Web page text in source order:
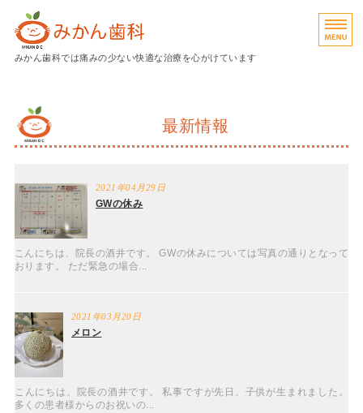
広島県呉市のみかん歯科｜予
みかん歯科では痛みの少ない快適な治療を心がけています
院長挨拶
アクセス
予約
最新情報
2021年04月29日
GWの休み
こんにちは、院長の酒井です。 GWの休みについては写真の通りとなって
おります。 ただ緊急の場合...
2021年03月20日
メロン
こんにちは、院長の酒井です。 私事ですが先日、子供が生まれました。
多くの患者様からのお祝いの...